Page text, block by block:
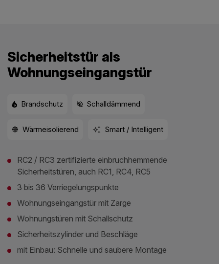
Sicherheitstür als
Wohnungseingangstür
Brandschutz Schalldämmend
Wärmeisolierend Smart / Intelligent
RC2 / RC3 zertifizierte einbruchhemmende
Sicherheitstüren, auch RC1, RC4, RC5
3 bis 36 Verriegelungspunkte
Wohnungseingangstür mit Zarge
Wohnungstüren mit Schallschutz
Sicherheitszylinder und Beschläge
mit Einbau: Schnelle und saubere Montage